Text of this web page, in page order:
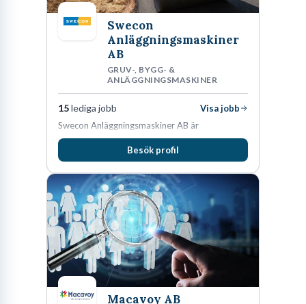
Swecon
Anläggningsmaskiner
AB
GRUV-, BYGG- &
ANLÄGGNINGSMASKINER
15lediga jobb
Visa jobb
Swecon Anläggningsmaskiner AB är
återförsäljare av Volvo Construction Equipment
i Sverige, Estland, Lettland, Litauen samt delar
av Tyskland.
Besök profil
Macavoy AB